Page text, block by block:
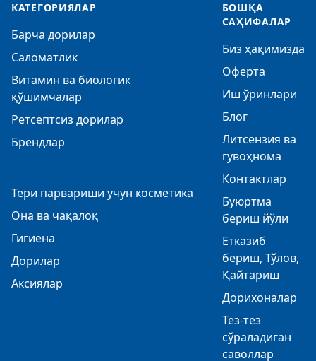
КАТЕГОРИЯЛАР
Барча дорилар
Саломатлик
Витамин ва биологик
қўшимчалар
Ретсептсиз дорилар
Брендлар
Тери парвариши учун косметика
Она ва чақалоқ
Гигиена
Дорилар
Аксиялар
БОШҚА
САҲИФАЛАР
Биз ҳақимизда
Оферта
Иш ўринлари
Блог
Литсензия ва
гувоҳнома
Контактлар
Буюртма
бериш йўли
Етказиб
бериш, Тўлов,
Қайтариш
Дорихоналар
Тез-тез
сўраладиган
саволлар